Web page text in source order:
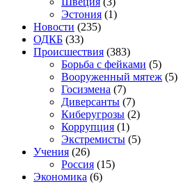
Эстония (1)
Новости (235)
ОДКБ (33)
Происшествия (383)
Борьба с фейками (5)
Вооруженный мятеж (5)
Госизмена (7)
Диверсанты (7)
Киберугрозы (2)
Коррупция (1)
Экстремисты (5)
Учения (26)
Россия (15)
Экономика (6)